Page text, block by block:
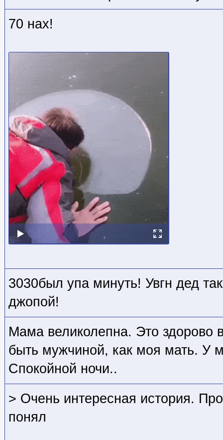
70 нах!
3030был упа минуть! Увгн дед
джопой!
Мама великолепна. Это здорово
быть мужчиной, как моя мать. У
Спокойной ночи..
> Очень интересная история.
понял